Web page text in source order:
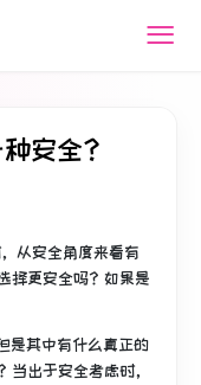
安全？
从安全角度来看有
择更安全吗？ 如果是
是其中有什么真正的
当出于安全考虑时，